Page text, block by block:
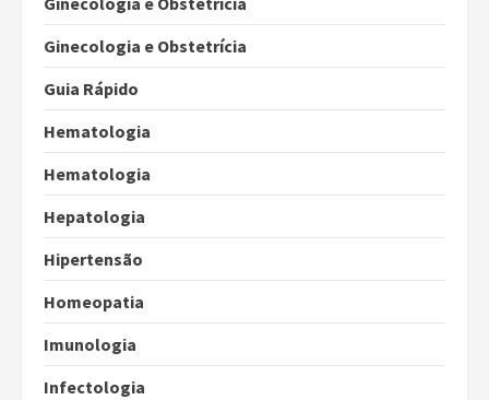
Ginecologia e Obstetrícia
Guia Rápido
Hematologia
Hematologia
Hepatologia
Hipertensão
Homeopatia
Imunologia
Infectologia